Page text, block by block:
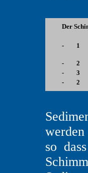
Der
-
1
-
2
-
3
-
2
so